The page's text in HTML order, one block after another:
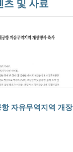
츠 및 사료
자유무역지역 개장